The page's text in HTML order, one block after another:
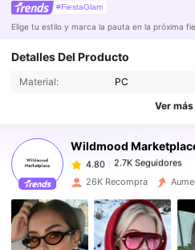
#FiestaGlam
Elige tu estilo y marca la pauta en la próxima
Detalles Del Producto
Material: PC
Ver más
Wildmood
4.80 2.7K Seguidores
2.7K Seguidores
4.80
2.7K Seguidores
4.80 2.7K Seguidores
26K Recompra